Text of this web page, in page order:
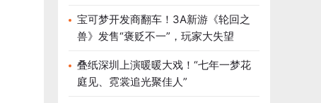
宝可梦开发商翻车！3A新游《轮回之
兽》发售“褒贬不一”，玩家大失望
叠纸深圳上演暖暖大戏！“七年一梦花
庭见、霓裳追光聚佳人”